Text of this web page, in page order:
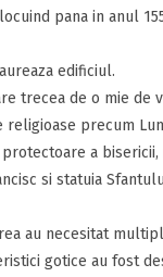
pana in anul
edificiul.
trecea de o mie de
precum
a
si statuia
au necesitat
gotice au fost